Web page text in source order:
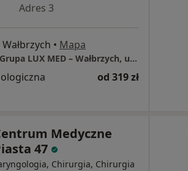
Adres 3
• Mapa
Centrum Medyczne Grupa LUX MED – Wałbrzych, ul. Uczniowska 16
od 319 zł
Medyczne
47
Chirurgia, Chirurgia